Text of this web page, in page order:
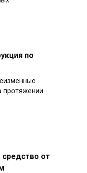
по
протяжении
от